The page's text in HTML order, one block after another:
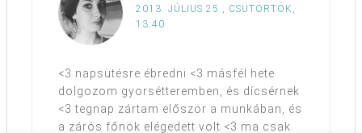
2013. JÚLIUS 25., CSÜTÖRTÖK,
13:40
<3 napsütésre ébredni <3 másfél hete
dolgozom gyorsétteremben, és dícsérnek
<3 tegnap zártam először a munkában, és
a zárós főnök elégedett volt <3 ma csak